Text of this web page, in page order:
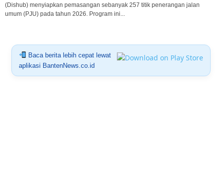
(Dishub) menyiapkan pemasangan sebanyak 257 titik penerangan jalan
umum (PJU) pada tahun 2026. Program ini...
Baca berita lebih cepat lewat
aplikasi BantenNews.co.id